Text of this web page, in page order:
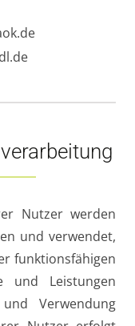
Nutzer werden
und verwendet,
funktionsfähigen
und Leistungen
Verwendung